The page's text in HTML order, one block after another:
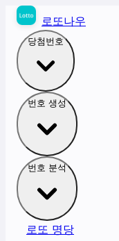
로또나우
당첨번호
번호 생성
번호 분석
로또 명당